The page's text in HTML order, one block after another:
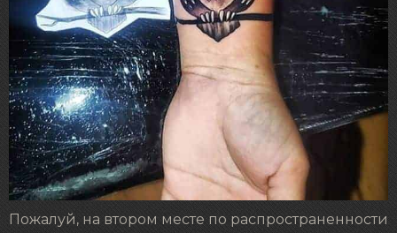
Пожалуй, на втором месте по распространенности